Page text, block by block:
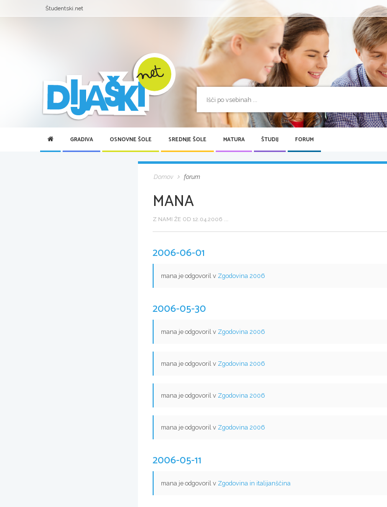
Študentski.net
GRADIVA OSNOVNE ŠOLE SREDNJE ŠOLE MATURA ŠTUDIJ FORUM
Domov forum
MANA
Z NAMI ŽE OD 12.04.2006 ...
2006-06-01
mana je odgovoril v Zgodovina 2006
2006-05-30
mana je odgovoril v Zgodovina 2006
mana je odgovoril v Zgodovina 2006
mana je odgovoril v Zgodovina 2006
mana je odgovoril v Zgodovina 2006
2006-05-11
mana je odgovoril v Zgodovina in italijanščina